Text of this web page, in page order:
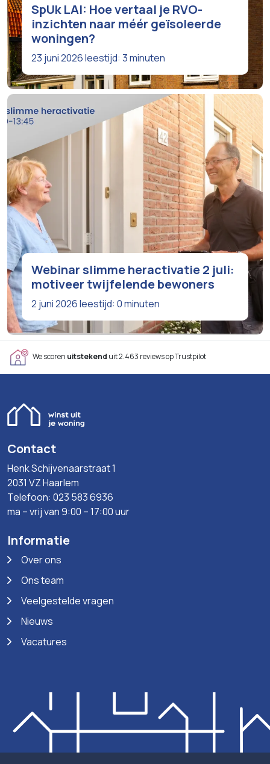
SpUk LAI: Hoe vertaal je RVO-
inzichten naar méér geïsoleerde
woningen?
23 juni 2026leestijd: 3 minuten
Webinar slimme heractivatie 2 juli:
motiveer twijfelende bewoners
2 juni 2026leestijd: 0 minuten
We scoren uitstekend uit 2.463 reviews op Trustpilot
Contact
Henk Schijvenaarstraat 1
2031 VZ Haarlem
Telefoon: 023 583 6936
ma – vrij van 9:00 – 17:00 uur
Informatie
Over ons
Ons team
Veelgestelde vragen
Nieuws
Vacatures